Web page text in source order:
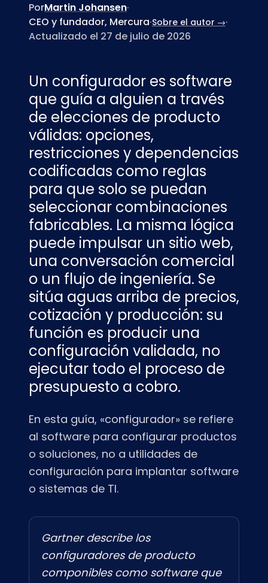
PorMartin Johansen·
CEO y fundador, Mercura·Sobre el autor →·
Actualizado el 27 de julio de 2026
Un configurador es software
que guía a alguien a través
de elecciones de producto
válidas: opciones,
restricciones y dependencias
codificadas como reglas
para que solo se puedan
seleccionar combinaciones
fabricables. La misma lógica
puede impulsar un sitio web,
una conversación comercial
o un flujo de ingeniería. Se
sitúa aguas arriba de precios,
cotización y producción: su
función es producir una
configuración validada, no
ejecutar todo el proceso de
presupuesto a cobro.
En esta guía, «configurador» se refiere
al software para configurar productos
o soluciones, no a utilidades de
configuración para implantar software
o sistemas de TI.
Gartner describe los
configuradores de producto
componibles como software que